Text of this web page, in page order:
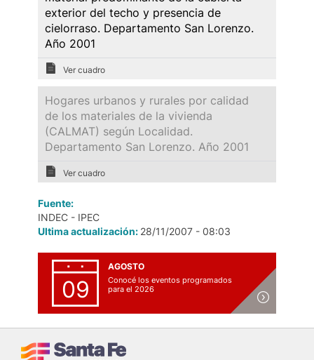
exterior del techo y presencia de
cielorraso. Departamento San Lorenzo.
Año 2001
Ver cuadro
Hogares urbanos y rurales por calidad
de los materiales de la vivienda
(CALMAT) según Localidad.
Departamento San Lorenzo. Año 2001
Ver cuadro
Fuente:
INDEC - IPEC
Ultima actualización: 28/11/2007 - 08:03
09
AGOSTO
Conocé los eventos programados
para el 2026